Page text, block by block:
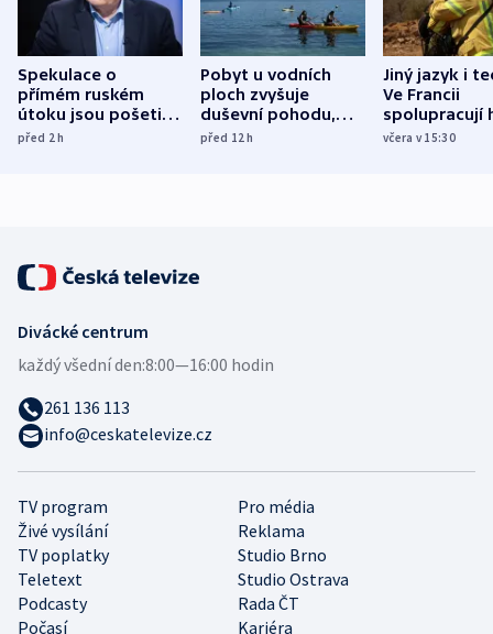
Spekulace o
přímém ruském
útoku jsou pošetilé,
míní estonský
před 2h
Pobyt u vodních
ploch zvyšuje
duševní pohodu,
ukázala
před 12h
Jiný jazyk i
Ve Francii
spolupracují
různých zemí
včera v 15:30
TV program
Pro média
Živé vysílání
Reklama
TV poplatky
Studio Brno
Teletext
Studio Ostrava
Podcasty
Rada ČT
Počasí
Kariéra
Divácké centrum
každý všední den:8:00—16:00 hodin
261 136 113
info@ceskatelevize.cz